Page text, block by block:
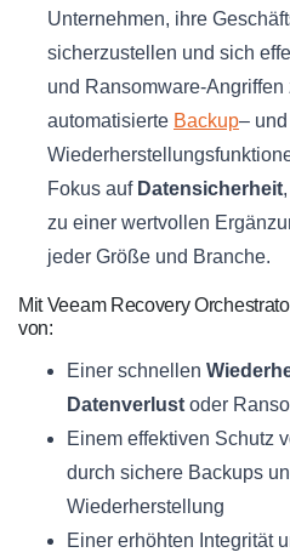
Unternehmen, ihre
sicherzustellen und sich
und Ransomware-
automatisierte Backup– und
Fokus auf Datensicherheit
zu einer wertvollen
jeder Größe und Branche.
Mit Veeam Recovery
von:
Einer schnellen
Datenverlust oder
Einem effektiven Schutz
durch sichere Backups
Wiederherstellung
Einer erhöhten Integrität